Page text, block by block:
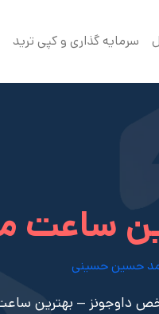
سرمایه گذاری و کپی ترید
ساعت
حسین حسینی
داوجونز – بهترین